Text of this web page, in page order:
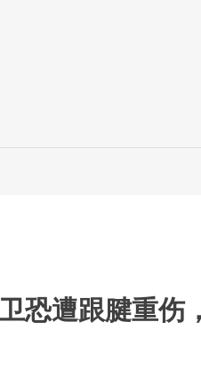
恐遭跟腱重伤